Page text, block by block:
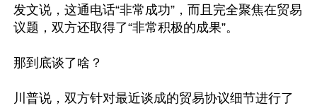
发文说，这通电话“非常成功”，而且完全聚焦在贸易
议题，双方还取得了“非常积极的成果”。
那到底谈了啥？
川普说，双方针对最近谈成的贸易协议细节进行了